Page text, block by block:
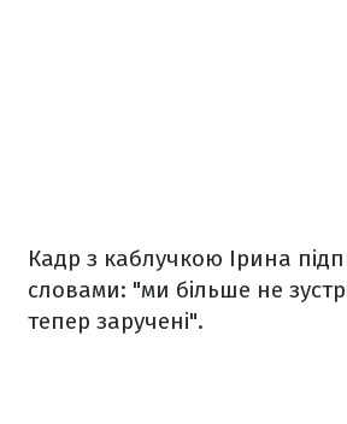
Кадр з каблучкою Ірина
словами: "ми більше не
тепер заручені".